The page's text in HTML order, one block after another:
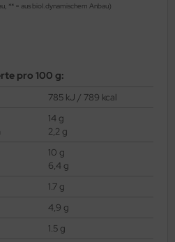
** = aus biol.dynamischem Anbau)
pro 100 g:
785 kJ / 789 kcal
14 g
2,2 g
10 g
6,4 g
1.7 g
4,9 g
1.5 g